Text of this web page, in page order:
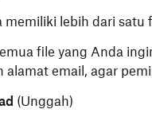
memiliki lebih dari
file yang Anda
alamat email, agar
(Unggah)